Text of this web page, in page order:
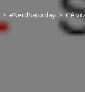
> #NerdSaturday > C’è